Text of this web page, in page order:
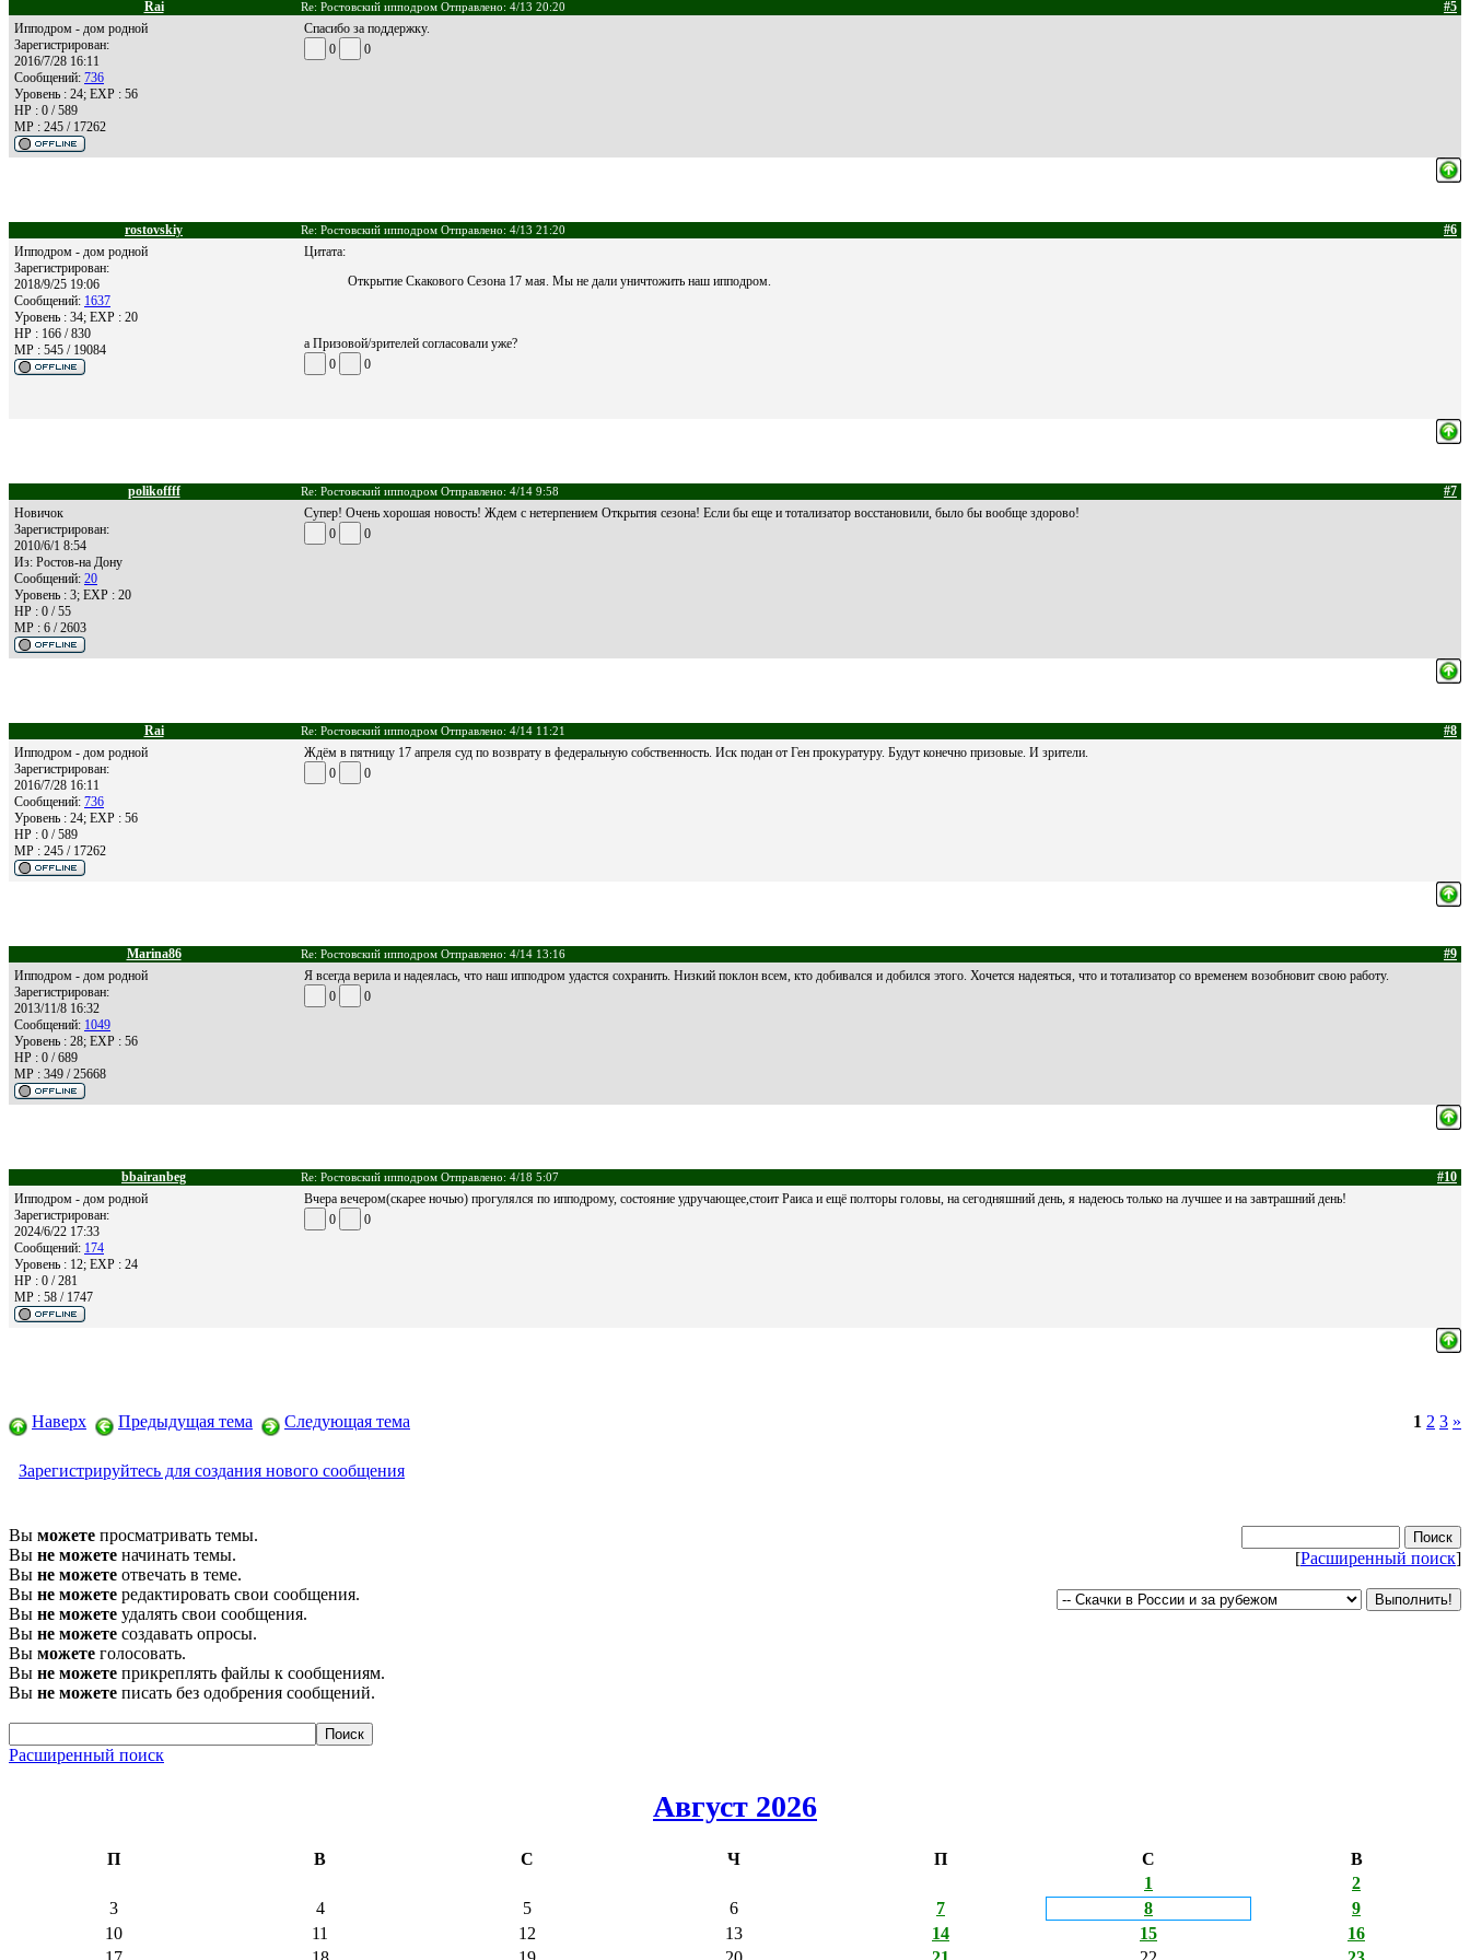
Rai Re: Ростовский ипподром Отправлено: 4/13 20:20
#5
Ипподром - дом родной
Зарегистрирован:
2016/7/28 16:11
Сообщений: 736
Уровень : 24; EXP : 56
HP : 0 / 589
MP : 245 / 17262
Спасибо за поддержку.
0
0
rostovskiy Re: Ростовский ипподром Отправлено: 4/13 21:20
#6
Ипподром - дом родной
Зарегистрирован:
2018/9/25 19:06
Сообщений: 1637
Уровень : 34; EXP : 20
HP : 166 / 830
MP : 545 / 19084
Цитата:
Открытие Скакового Сезона 17 мая. Мы не дали уничтожить наш ипподром.
а Призовой/зрителей согласовали уже?
0
0
polikoffff Re: Ростовский ипподром Отправлено: 4/14 9:58
#7
Новичок
Зарегистрирован:
2010/6/1 8:54
Из: Ростов-на Дону
Сообщений: 20
Уровень : 3; EXP : 20
HP : 0 / 55
MP : 6 / 2603
Супер! Очень хорошая новость! Ждем с нетерпением Открытия сезона! Если бы еще и тотализатор восстановили, было бы вообще здорово!
0
0
Rai Re: Ростовский ипподром Отправлено: 4/14 11:21
#8
Ипподром - дом родной
Зарегистрирован:
2016/7/28 16:11
Сообщений: 736
Уровень : 24; EXP : 56
HP : 0 / 589
MP : 245 / 17262
Ждём в пятницу 17 апреля суд по возврату в федеральную собственность. Иск подан от Ген прокуратуру. Будут конечно призовые. И зрители.
0
0
Marina86 Re: Ростовский ипподром Отправлено: 4/14 13:16
#9
Ипподром - дом родной
Зарегистрирован:
2013/11/8 16:32
Сообщений: 1049
Уровень : 28; EXP : 56
HP : 0 / 689
MP : 349 / 25668
Я всегда верила и надеялась, что наш ипподром удастся сохранить. Низкий поклон всем, кто добивался и добился этого. Хочется надеяться, что и тотализатор со временем возобновит свою работу.
0
0
bbairanbeg Re: Ростовский ипподром Отправлено: 4/18 5:07
#10
Ипподром - дом родной
Зарегистрирован:
2024/6/22 17:33
Сообщений: 174
Уровень : 12; EXP : 24
HP : 0 / 281
MP : 58 / 1747
Вчера вечером(скарее ночью) прогулялся по ипподрому, состояние удручающее,стоит Раиса и ещё полторы головы, на сегодняшний день, я надеюсь только на лучшее и на завтрашний день!
0
0
Наверх Предыдущая тема Следующая тема 1 2 3 »
Зарегистрируйтесь для создания нового сообщения
Вы можете просматривать темы.
Вы не можете начинать темы.
Вы не можете отвечать в теме.
Вы не можете редактировать свои сообщения.
Вы не можете удалять свои сообщения.
Вы не можете создавать опросы.
Вы можете голосовать.
Вы не можете прикреплять файлы к сообщениям.
Вы не можете писать без одобрения сообщений.
[Расширенный поиск]
Расширенный поиск
Август 2026
П В С Ч П С
В
1
2
3
4 5 6 7 8
9
10
11 12 13 14 15
16